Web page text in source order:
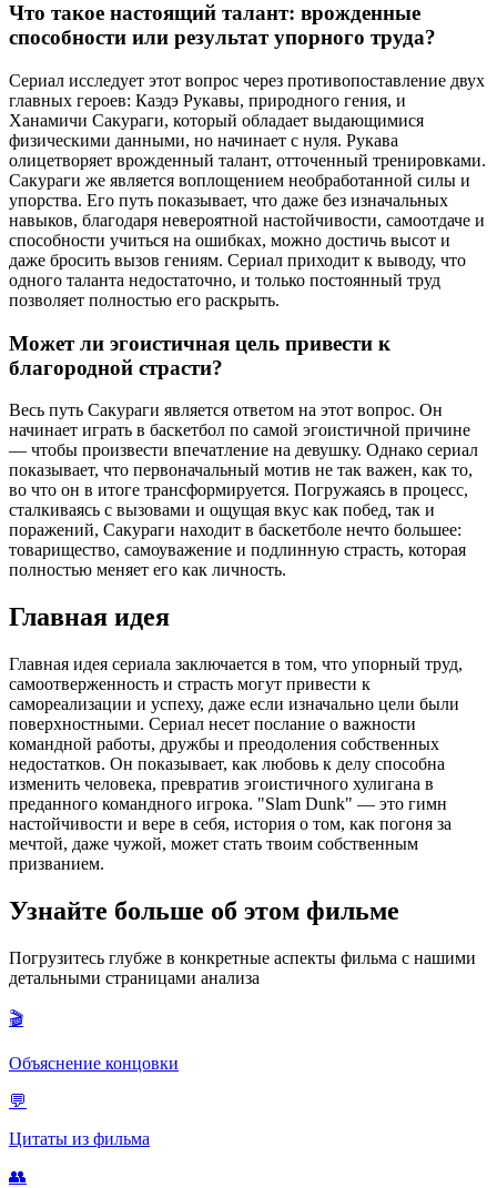
Что такое настоящий талант: врожденные
способности или результат упорного труда?
Сериал исследует этот вопрос через противопоставление двух
главных героев: Каэдэ Рукавы, природного гения, и
Ханамичи Сакураги, который обладает выдающимися
физическими данными, но начинает с нуля. Рукава
олицетворяет врожденный талант, отточенный тренировками.
Сакураги же является воплощением необработанной силы и
упорства. Его путь показывает, что даже без изначальных
навыков, благодаря невероятной настойчивости, самоотдаче и
способности учиться на ошибках, можно достичь высот и
даже бросить вызов гениям. Сериал приходит к выводу, что
одного таланта недостаточно, и только постоянный труд
позволяет полностью его раскрыть.
Может ли эгоистичная цель привести к
благородной страсти?
Весь путь Сакураги является ответом на этот вопрос. Он
начинает играть в баскетбол по самой эгоистичной причине
— чтобы произвести впечатление на девушку. Однако сериал
показывает, что первоначальный мотив не так важен, как то,
во что он в итоге трансформируется. Погружаясь в процесс,
сталкиваясь с вызовами и ощущая вкус как побед, так и
поражений, Сакураги находит в баскетболе нечто большее:
товарищество, самоуважение и подлинную страсть, которая
полностью меняет его как личность.
Главная идея
Главная идея сериала заключается в том, что упорный труд,
самоотверженность и страсть могут привести к
самореализации и успеху, даже если изначально цели были
поверхностными. Сериал несет послание о важности
командной работы, дружбы и преодоления собственных
недостатков. Он показывает, как любовь к делу способна
изменить человека, превратив эгоистичного хулигана в
преданного командного игрока. "Slam Dunk" — это гимн
настойчивости и вере в себя, история о том, как погоня за
мечтой, даже чужой, может стать твоим собственным
призванием.
Узнайте больше об этом фильме
Погрузитесь глубже в конкретные аспекты фильма с нашими
детальными страницами анализа
🎬
Объяснение концовки
💬
Цитаты из фильма
👥